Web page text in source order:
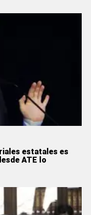
estatales es
ATE lo